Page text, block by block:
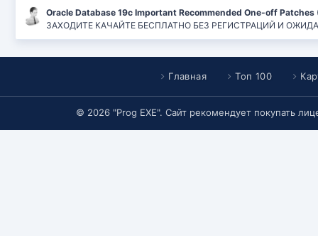
Oracle Database 19c Important Recommended One-off Patches
ЗАХОДИТЕ КАЧАЙТЕ БЕСПЛАТНО БЕЗ РЕГИСТРАЦИЙ И
Главная Топ 100
© 2026 "Prog EXE". Сайт рекомендует покупать